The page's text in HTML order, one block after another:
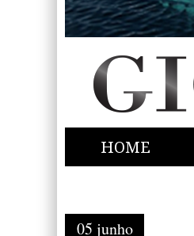
HOME
05 junho